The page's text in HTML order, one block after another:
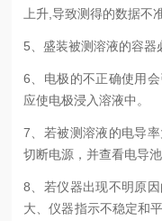
上升,导致测得的数据不
5、盛装被测溶液的容器
6、电极的不正确使用
应使电极浸入溶液中。
7、若被测溶液的电导
切断电源，并查看电导池
8、若仪器出现不明原
大、仪器指示不稳定和